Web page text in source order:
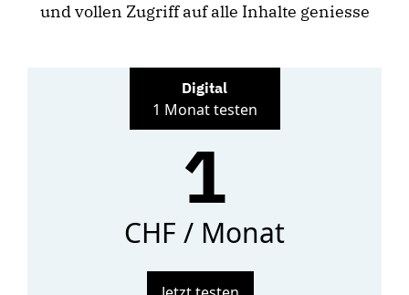
und vollen Zugriff auf alle Inhalte geniesse
Digital
1 Monat testen
1
CHF / Monat